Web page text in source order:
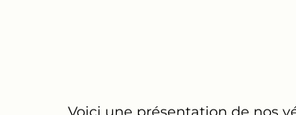
Voici une présentation de nos